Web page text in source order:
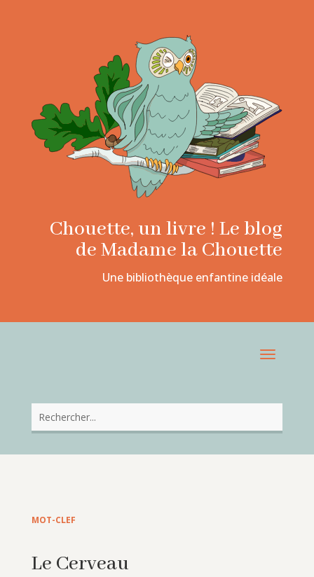
Chouette, un livre ! Le blog
de Madame la Chouette
Une bibliothèque enfantine idéale
MOT-CLEF
Le Cerveau